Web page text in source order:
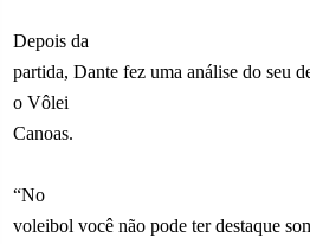
Depois da
partida, Dante fez uma análise do seu
o Vôlei
Canoas.
“No
voleibol você não pode ter destaque